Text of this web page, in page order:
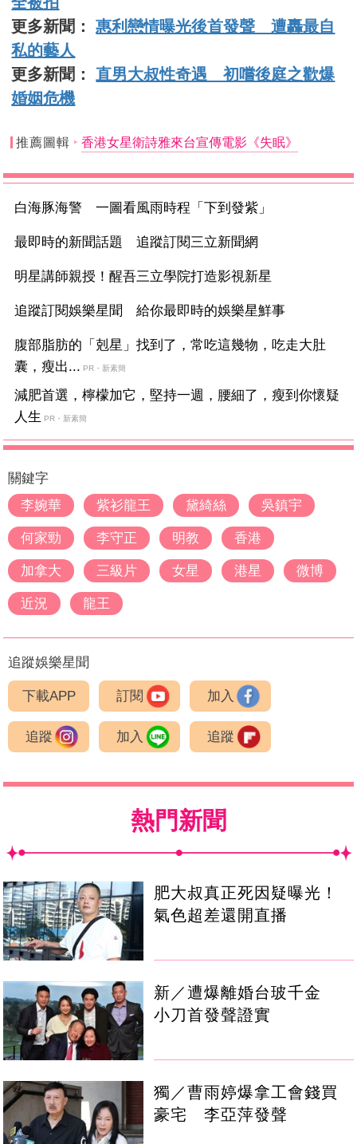
更多新聞：惠利戀情曝光後首發聲 遭轟最自
私的藝人
更多新聞： 直男大叔性奇遇 初嚐後庭之歡爆
婚姻危機
推薦圖輯 香港女星衛詩雅來台宣傳電影《失眠》
白海豚海警 一圖看風雨時程「下到發紫」
最即時的新聞話題 追蹤訂閱三立新聞網
明星講師親授！醒吾三立學院打造影視新星
追蹤訂閱娛樂星聞 給你最即時的娛樂星鮮事
腹部脂肪的「剋星」找到了，常吃這幾物，吃走大肚
囊，瘦出... PR・新素簡
減肥首選，檸檬加它，堅持一週，腰細了，瘦到你懷疑
人生 PR・新素簡
關鍵字
李婉華
紫衫龍王 黛綺絲 吳鎮宇
何家勁 李守正 明教 香港
加拿大 三級片 女星 港星 微博
近況 龍王
追蹤娛樂星聞
下載APP 訂閱 加入
追蹤 加入 追蹤
熱門新聞
肥大叔真正死因疑曝光！
氣色超差還開直播
新／遭爆離婚台玻千金
小刀首發聲證實
獨／曹雨婷爆拿工會錢買
豪宅 李亞萍發聲